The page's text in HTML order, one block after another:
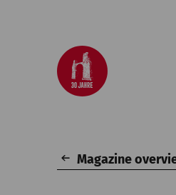
Magazine